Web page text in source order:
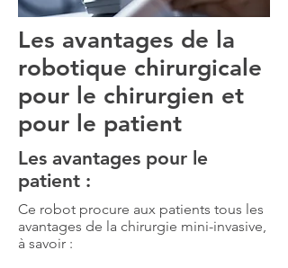
Les avantages de la
robotique chirurgicale
pour le chirurgien et
pour le patient
Les avantages pour le
patient :
Ce robot procure aux patients tous les
avantages de la chirurgie mini-invasive,
à savoir :